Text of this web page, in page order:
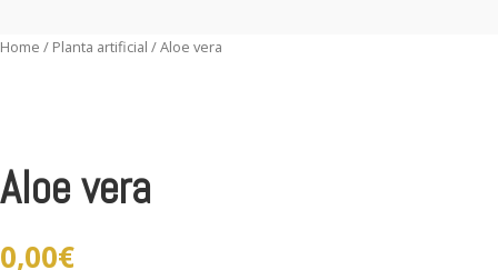
Home / Planta artificial / Aloe vera
Aloe vera
0,00€